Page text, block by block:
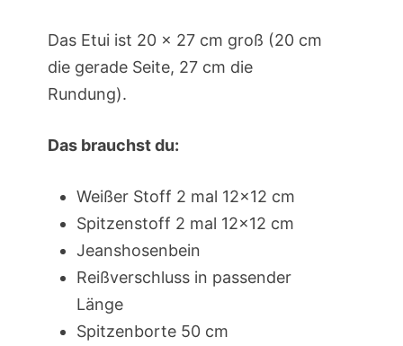
Das Etui ist 20 x 27 cm groß (20 cm
die gerade Seite, 27 cm die
Rundung).
Das brauchst du:
Weißer Stoff 2 mal 12×12 cm
Spitzenstoff 2 mal 12×12 cm
Jeanshosenbein
Reißverschluss in passender
Länge
Spitzenborte 50 cm